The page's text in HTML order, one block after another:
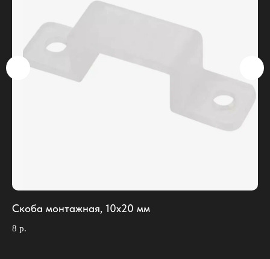
Скоба монтажная, 10х20 мм
8 р.